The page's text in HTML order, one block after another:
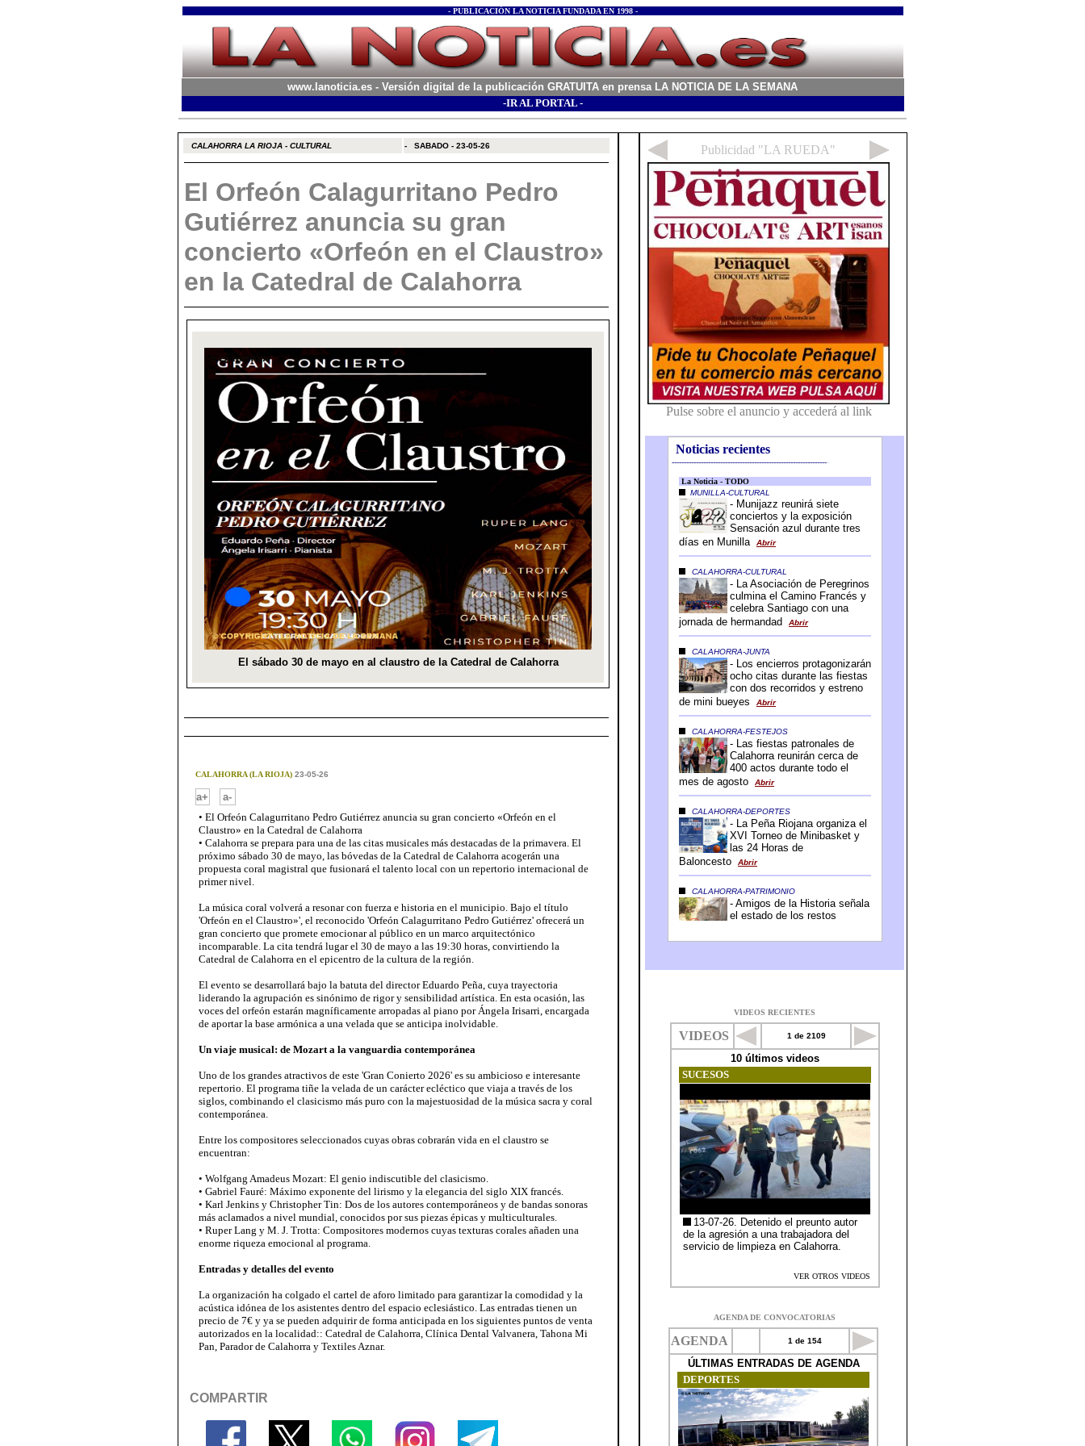
- PUBLICACIÓN LA NOTICIA FUNDADA EN 1998 -
www.lanoticia.es - Versión digital de la publicación GRATUITA en prensa LA NOTICIA DE LA SEMANA
-IR AL PORTAL -
CALAHORRA LA RIOJA - CULTURAL - SABADO - 23-05-26
El Orfeón Calagurritano Pedro
Gutiérrez anuncia su gran
concierto «Orfeón en el Claustro»
en la Catedral de Calahorra
CALAHORRA (LA RIOJA)23-05-26
a+
a-
• El Orfeón Calagurritano Pedro Gutiérrez anuncia su gran concierto «Orfeón en el
Claustro» en la Catedral de Calahorra
• Calahorra se prepara para una de las citas musicales más destacadas de la primavera. El
próximo sábado 30 de mayo, las bóvedas de la Catedral de Calahorra acogerán una
propuesta coral magistral que fusionará el talento local con un repertorio internacional de
primer nivel.
La música coral volverá a resonar con fuerza e historia en el municipio. Bajo el título
'Orfeón en el Claustro»', el reconocido 'Orfeón Calagurritano Pedro Gutiérrez' ofrecerá un
gran concierto que promete emocionar al público en un marco arquitectónico
incomparable. La cita tendrá lugar el 30 de mayo a las 19:30 horas, convirtiendo la
Catedral de Calahorra en el epicentro de la cultura de la región.
El evento se desarrollará bajo la batuta del director Eduardo Peña, cuya trayectoria
liderando la agrupación es sinónimo de rigor y sensibilidad artística. En esta ocasión, las
voces del orfeón estarán magníficamente arropadas al piano por Ángela Irisarri, encargada
de aportar la base armónica a una velada que se anticipa inolvidable.
Un viaje musical: de Mozart a la vanguardia contemporánea
Uno de los grandes atractivos de este 'Gran Conierto 2026' es su ambicioso e interesante
repertorio. El programa tiñe la velada de un carácter ecléctico que viaja a través de los
siglos, combinando el clasicismo más puro con la majestuosidad de la música sacra y coral
contemporánea.
Entre los compositores seleccionados cuyas obras cobrarán vida en el claustro se
encuentran:
• Wolfgang Amadeus Mozart: El genio indiscutible del clasicismo.
• Gabriel Fauré: Máximo exponente del lirismo y la elegancia del siglo XIX francés.
• Karl Jenkins y Christopher Tin: Dos de los autores contemporáneos y de bandas sonoras
más aclamados a nivel mundial, conocidos por sus piezas épicas y multiculturales.
• Ruper Lang y M. J. Trotta: Compositores modernos cuyas texturas corales añaden una
enorme riqueza emocional al programa.
Entradas y detalles del evento
La organización ha colgado el cartel de aforo limitado para garantizar la comodidad y la
acústica idónea de los asistentes dentro del espacio eclesiástico. Las entradas tienen un
precio de 7€ y ya se pueden adquirir de forma anticipada en los siguientes puntos de venta
autorizados en la localidad:: Catedral de Calahorra, Clínica Dental Valvanera, Tahona Mi
Pan, Parador de Calahorra y Textiles Aznar.
COMPARTIR
Noticias recientes
-----------------------------------------------------------------
VIDEOS RECIENTES
AGENDA DE CONVOCATORIAS